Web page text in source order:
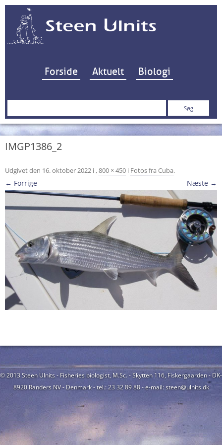
Hop til indhold
Forside Aktuelt Biologi
Søg
IMGP1386_2
Udgivet den 16. oktober 2022 i ,800 × 450 i Fotos fra Cuba.
← Forrige Næste →
© 2013 Steen Ulnits - Fisheries biologist, M.Sc. - Skytten 116, Fiskergaarden - DK-
8920 Randers NV - Denmark - tel.: 23 32 89 88 - e-mail: steen@ulnits.dk